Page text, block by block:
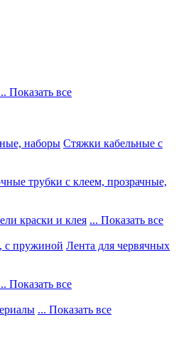
Показать все
наборы Стяжки кабельные с
трубки с клеем, прозрачные,
краски и клея ... Показать все
с пружиной Лента для червячных
Показать все
... Показать все